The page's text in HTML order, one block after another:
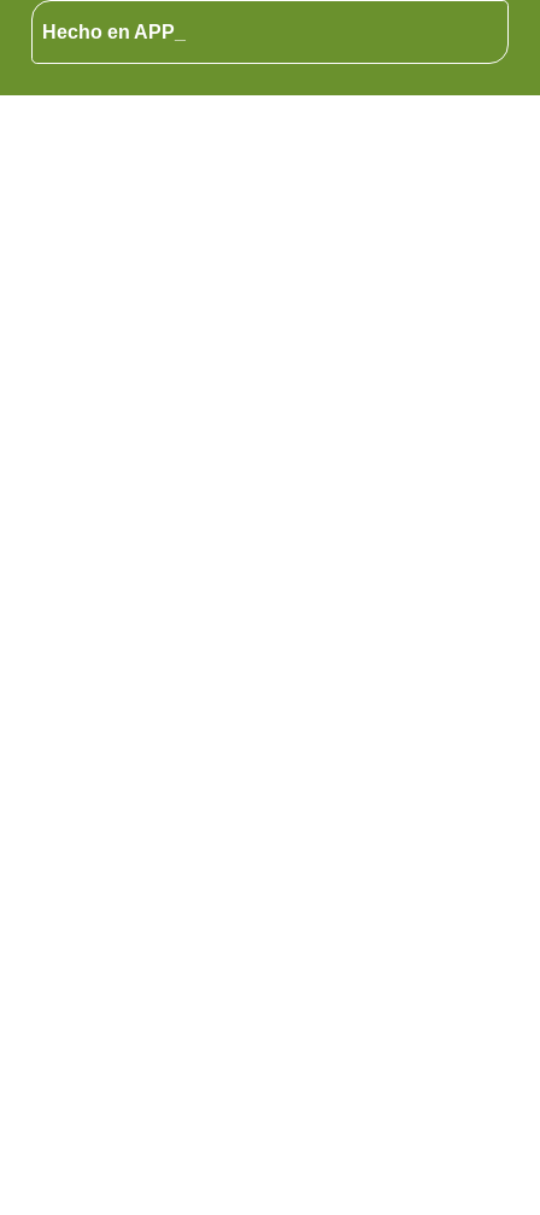
Hecho en APP_